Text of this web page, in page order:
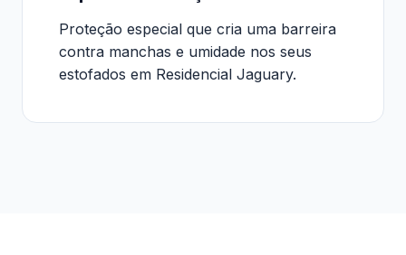
Proteção especial que cria uma barreira
contra manchas e umidade nos seus
estofados em Residencial Jaguary.